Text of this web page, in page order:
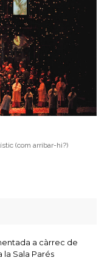
(com arribar-hi?)
a càrrec de
la Sala Parés